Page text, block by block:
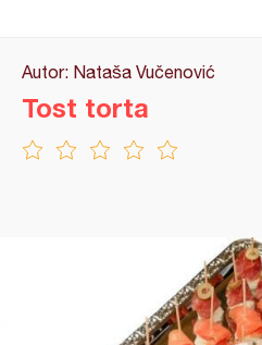
Autor: Nataša Vučenović
Tost torta